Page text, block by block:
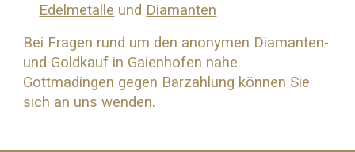
Edelmetalle und Diamanten
Bei Fragen rund um den anonymen Diamanten-
und Goldkauf in Gaienhofen nahe
Gottmadingen gegen Barzahlung können Sie
sich an uns wenden.